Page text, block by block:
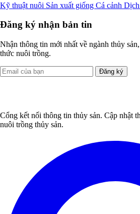
Kỹ thuật nuôi Sản xuất giống Cá cảnh Dịch
Đăng ký nhận bản tin
Nhận thông tin mới nhất về ngành thủy
thức nuôi trồng.
Đăng ký
Cổng kết nối thông tin thủy sản. Cập nhật
nuôi trồng thủy sản.